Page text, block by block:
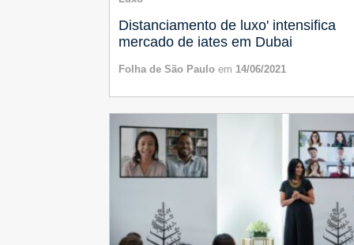
Distanciamento de luxo' intensifica
mercado de iates em Dubai
Folha de São Paulo em 14/06/2021